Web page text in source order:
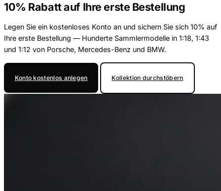
10% Rabatt auf Ihre erste Bestellung
Legen Sie ein kostenloses Konto an und sichern Sie sich 10% auf
Ihre erste Bestellung — Hunderte Sammlermodelle in 1:18, 1:43
und 1:12 von Porsche, Mercedes-Benz und BMW.
Konto kostenlos anlegen Kollektion durchstöbern